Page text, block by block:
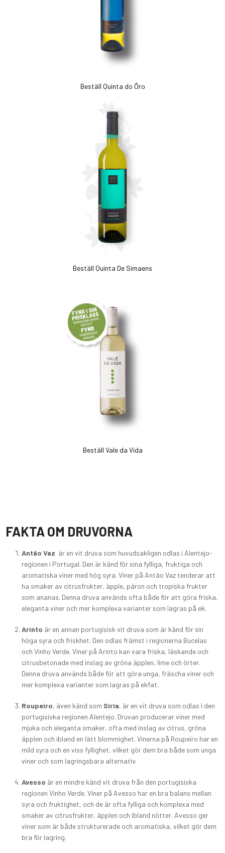
Beställ Quinta do Ôro
Beställ Quinta De Simaens
Beställ Vale da Vida
FAKTA OM DRUVORNA
Antão Vaz är en vit druva som huvudsakligen odlas i Alentejo-
regionen i Portugal. Den är känd för sina fylliga, fruktiga och
aromatiska viner med hög syra. Viner på Antão Vaz tenderar att
ha smaker av citrusfrukter, äpple, päron och tropiska frukter
som ananas. Denna druva används ofta både för att göra friska,
eleganta viner och mer komplexa varianter som lagras på ek.
Arinto är en annan portugisisk vit druva som är känd för sin
höga syra och friskhet. Den odlas främst i regionerna Bucelas
och Vinho Verde. Viner på Arinto kan vara friska, läskande och
citrusbetonade med inslag av gröna äpplen, lime och örter.
Denna druva används både för att göra unga, fräscha viner och
mer komplexa varianter som lagras på ekfat.
Roupeiro, även känd som Síria, är en vit druva som odlas i den
portugisiska regionen Alentejo. Druvan producerar viner med
mjuka och eleganta smaker, ofta med inslag av citrus, gröna
äpplen och ibland en lätt blommighet. Vinerna på Roupeiro har en
mild syra och en viss fyllighet, vilket gör dem bra både som unga
viner och som lagringsbara alternativ.
Avesso är en mindre känd vit druva från den portugisiska
regionen Vinho Verde. Viner på Avesso har en bra balans mellan
syra och fruktighet, och de är ofta fylliga och komplexa med
smaker av citrusfrukter, äpplen och ibland nötter. Avesso ger
viner som är både strukturerade och aromatiska, vilket gör dem
bra för lagring.